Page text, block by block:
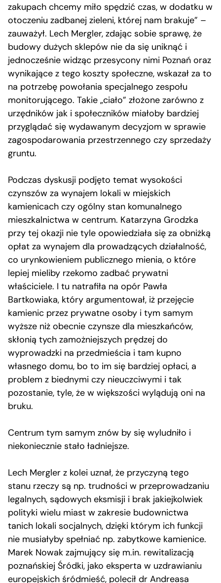
zakupach chcemy miło spędzić czas, w dodatku w
otoczeniu zadbanej zieleni, której nam brakuje” –
zauważył. Lech Mergler, zdając sobie sprawę, że
budowy dużych sklepów nie da się uniknąć i
jednocześnie widząc przesycony nimi Poznań oraz
wynikające z tego koszty społeczne, wskazał za to
na potrzebę powołania specjalnego zespołu
monitorującego. Takie „ciało” złożone zarówno z
urzędników jak i społeczników miałoby bardziej
przyglądać się wydawanym decyzjom w sprawie
zagospodarowania przestrzennego czy sprzedaży
gruntu.
Podczas dyskusji podjęto temat wysokości
czynszów za wynajem lokali w miejskich
kamienicach czy ogólny stan komunalnego
mieszkalnictwa w centrum. Katarzyna Grodzka
przy tej okazji nie tyle opowiedziała się za obniżką
opłat za wynajem dla prowadzących działalność,
co urynkowieniem publicznego mienia, o które
lepiej mieliby rzekomo zadbać prywatni
właściciele. I tu natrafiła na opór Pawła
Bartkowiaka, który argumentował, iż przejęcie
kamienic przez prywatne osoby i tym samym
wyższe niż obecnie czynsze dla mieszkańców,
skłonią tych zamożniejszych prędzej do
wyprowadzki na przedmieścia i tam kupno
własnego domu, bo to im się bardziej opłaci, a
problem z biednymi czy nieuczciwymi i tak
pozostanie, tyle, że w większości wylądują oni na
bruku.
Centrum tym samym znów by się wyludniło i
niekoniecznie stało ładniejsze.
Lech Mergler z kolei uznał, że przyczyną tego
stanu rzeczy są np. trudności w przeprowadzaniu
legalnych, sądowych eksmisji i brak jakiejkolwiek
polityki wielu miast w zakresie budownictwa
tanich lokali socjalnych, dzięki którym ich funkcji
nie musiałyby spełniać np. zabytkowe kamienice.
Marek Nowak zajmujący się m.in. rewitalizacją
poznańskiej Śródki, jako eksperta w uzdrawianiu
europejskich śródmieść, polecił dr Andreasa